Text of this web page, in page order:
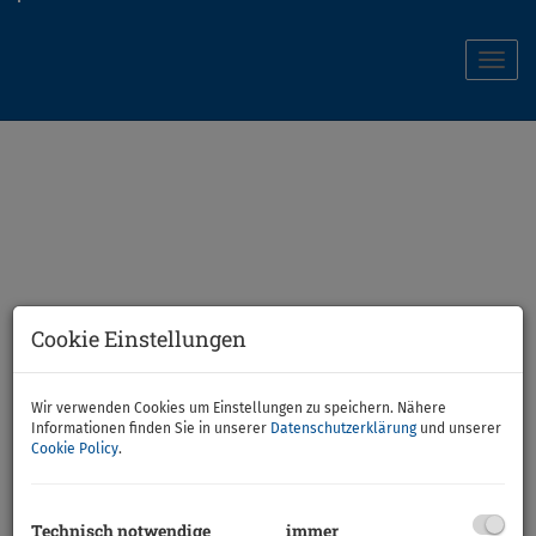
Willkommen bei JAN-
Cookie Einstellungen
Wir verwenden Cookies um Einstellungen zu speichern. Nähere
Informationen finden Sie in unserer Datenschutzerklärung und unserer
Cookie Policy.
Technisch notwendige immer